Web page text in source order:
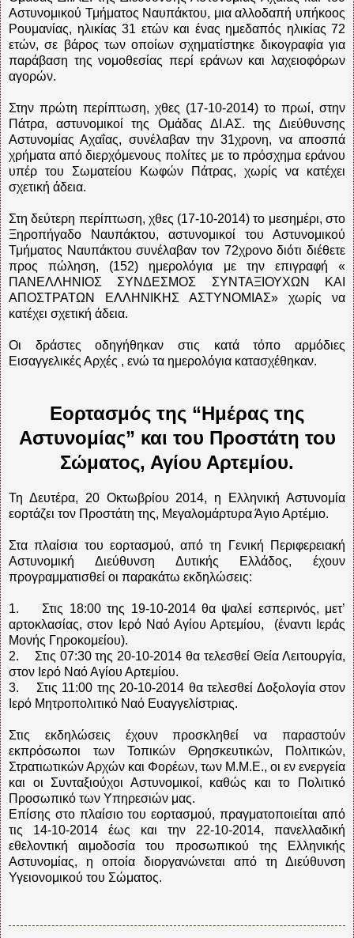
Αστυνομικού Τμήματος Ναυπάκτου, μια αλλοδαπή υπήκοος
Ρουμανίας, ηλικίας 31 ετών και ένας ημεδαπός ηλικίας 72
ετών, σε βάρος των οποίων σχηματίστηκε δικογραφία για
παράβαση της νομοθεσίας περί εράνων και λαχειοφόρων
αγορών.
Στην πρώτη περίπτωση, χθες (17-10-2014) το πρωί, στην
Πάτρα, αστυνομικοί της Ομάδας ΔΙ.ΑΣ. της Διεύθυνσης
Αστυνομίας Αχαΐας, συνέλαβαν την 31χρονη, να αποσπά
χρήματα από διερχόμενους πολίτες με το πρόσχημα εράνου
υπέρ του Σωματείου Κωφών Πάτρας, χωρίς να κατέχει
σχετική άδεια.
Στη δεύτερη περίπτωση, χθες (17-10-2014) το μεσημέρι, στο
Ξηροπήγαδο Ναυπάκτου, αστυνομικοί του Αστυνομικού
Τμήματος Ναυπάκτου συνέλαβαν τον 72χρονο διότι διέθετε
προς πώληση, (152) ημερολόγια με την επιγραφή «
ΠΑΝΕΛΛΗΝΙΟΣ ΣΥΝΔΕΣΜΟΣ ΣΥΝΤΑΞΙΟΥΧΩΝ ΚΑΙ
ΑΠΟΣΤΡΑΤΩΝ ΕΛΛΗΝΙΚΗΣ ΑΣΤΥΝΟΜΙΑΣ» χωρίς να
κατέχει σχετική άδεια.
Οι δράστες οδηγήθηκαν στις κατά τόπο αρμόδιες
Εισαγγελικές Αρχές , ενώ τα ημερολόγια κατασχέθηκαν.
Εορτασμός της “Ημέρας της
Αστυνομίας” και του Προστάτη του
Σώματος, Αγίου Αρτεμίου.
Τη Δευτέρα, 20 Οκτωβρίου 2014, η Ελληνική Αστυνομία
εορτάζει τον Προστάτη της, Μεγαλομάρτυρα Άγιο Αρτέμιο.
Στα πλαίσια του εορτασμού, από τη Γενική Περιφερειακή
Αστυνομική Διεύθυνση Δυτικής Ελλάδος, έχουν
προγραμματισθεί οι παρακάτω εκδηλώσεις:
1. Στις 18:00 της 19-10-2014 θα ψαλεί εσπερινός, μετ’
αρτοκλασίας, στον Ιερό Ναό Αγίου Αρτεμίου, (έναντι Ιεράς
Μονής Γηροκομείου).
2. Στις 07:30 της 20-10-2014 θα τελεσθεί Θεία Λειτουργία,
στον Ιερό Ναό Αγίου Αρτεμίου.
3. Στις 11:00 της 20-10-2014 θα τελεσθεί Δοξολογία στον
Ιερό Μητροπολιτικό Ναό Ευαγγελίστριας.
Στις εκδηλώσεις έχουν προσκληθεί να παραστούν
εκπρόσωποι των Τοπικών Θρησκευτικών, Πολιτικών,
Στρατιωτικών Αρχών και Φορέων, των Μ.Μ.Ε., οι εν ενεργεία
και οι Συνταξιούχοι Αστυνομικοί, καθώς και το Πολιτικό
Προσωπικό των Υπηρεσιών μας.
Επίσης στο πλαίσιο του εορτασμού, πραγματοποιείται από
τις 14-10-2014 έως και την 22-10-2014, πανελλαδική
εθελοντική αιμοδοσία του προσωπικού της Ελληνικής
Αστυνομίας, η οποία διοργανώνεται από τη Διεύθυνση
Υγειονομικού του Σώματος.